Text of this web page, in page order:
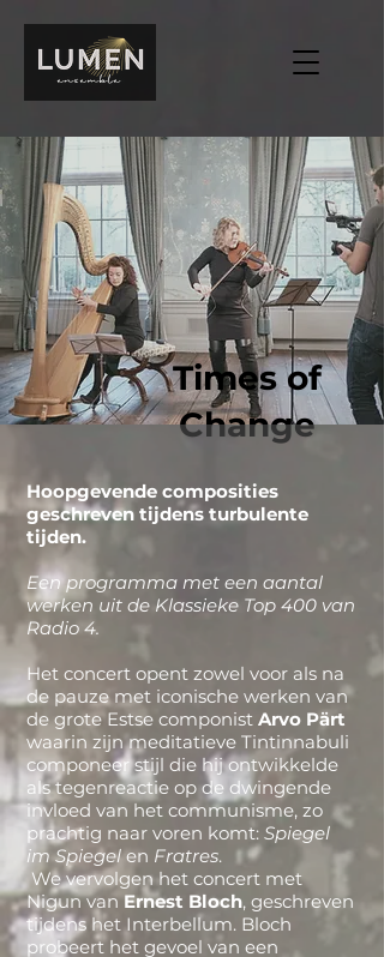
Times of
Change
Hoopgevende composities
geschreven tijdens turbulente
tijden.
Een programma met een aantal
werken uit de Klassieke Top 400 van
Radio 4.
Het concert opent zowel voor als na
de pauze met iconische werken van
de grote Estse componist Arvo Pärt
waarin zijn meditatieve Tintinnabuli
componeer stijl die hij ontwikkelde
als tegenreactie op de dwingende
invloed van het communisme, zo
prachtig naar voren komt: Spiegel
im Spiegelen Fratres.
We vervolgen het concert met
Nigun vanErnest Bloch, geschreven
tijdens het Interbellum. Bloch
probeert het gevoel van een